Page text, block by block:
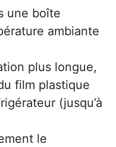
une boîte
ambiante
plus longue,
film plastique
(jusqu’à
le